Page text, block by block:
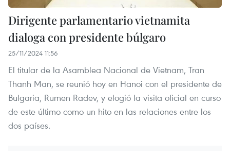
Dirigente parlamentario vietnamita
dialoga con presidente búlgaro
25/11/2024 11:56
El titular de la Asamblea Nacional de Vietnam, Tran
Thanh Man, se reunió hoy en Hanoi con el presidente de
Bulgaria, Rumen Radev, y elogió la visita oficial en curso
de este último como un hito en las relaciones entre los
dos países.